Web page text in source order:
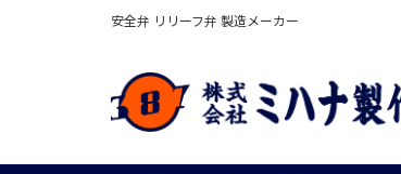
安全弁 リリーフ弁 製造メーカー